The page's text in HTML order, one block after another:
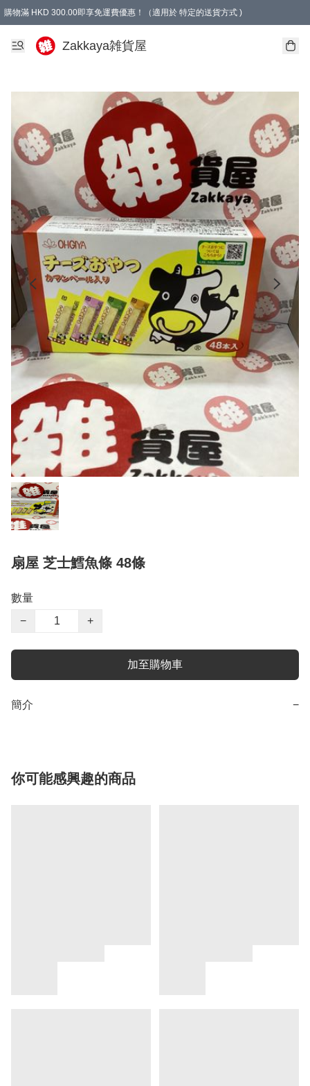
購物滿 HKD 300.00即享免運費優惠！（適用於 特定的送貨方式 )
Zakkaya雑貨屋
扇屋 芝士鱈魚條 48條
數量
−
+
加至購物車
簡介 −
你可能感興趣的商品